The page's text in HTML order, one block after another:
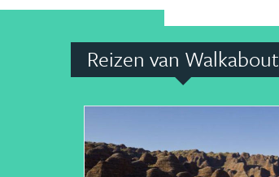
Reizen van Walkabout